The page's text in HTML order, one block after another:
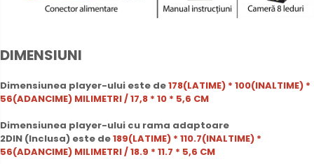
DIMENSIUNI
Dimensiunea player-ului este de178(LATIME) * 100(INALTIME) *
56(ADANCIME) MILIMETRI / 17,8 * 10 * 5,6 CM
Dimensiunea player-ului cu rama adaptoare
2DIN (Inclusa) este de189(LATIME) * 110.7(INALTIME) *
56(ADANCIME) MILIMETRI / 18.9 * 11.7 * 5,6 CM